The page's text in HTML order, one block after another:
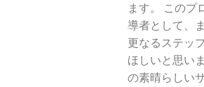
ます。 このプ
導者として、
更なるステッ
ほしいと思い
の素晴らしい